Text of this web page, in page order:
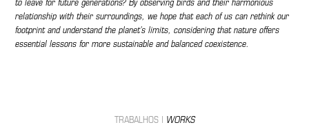
relationship with their surroundings, we hope that each of us can rethink our
footprint and understand the planet's limits, considering that nature offers
essential lessons for more sustainable and balanced coexistence.
TRABALHOS | WORKS